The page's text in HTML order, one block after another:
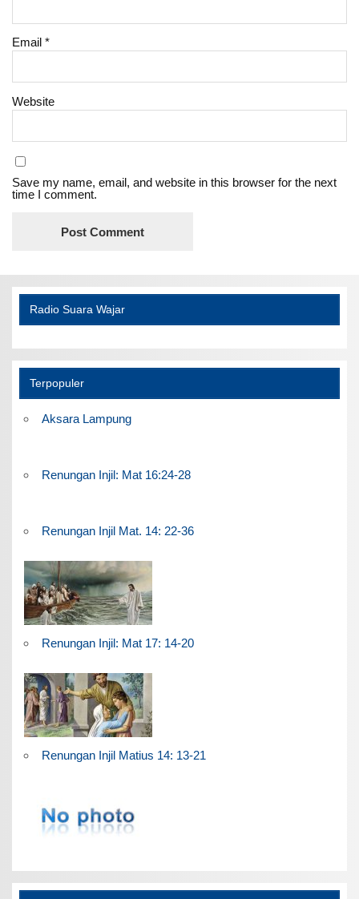
Email*
Website
Save my name, email, and website in this browser for the next
time I comment.
Radio Suara Wajar
Terpopuler
Aksara Lampung
Renungan Injil: Mat 16:24-28
Renungan Injil Mat. 14: 22-36
Renungan Injil: Mat 17: 14-20
Renungan Injil Matius 14: 13-21